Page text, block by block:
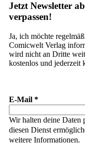
Jetzt Newsletter
verpassen!
Ja, ich möchte
Comicwelt Verlag
wird nicht an Dritte
kostenlos und jederzeit
E-Mail *
Wir halten deine Daten
diesen Dienst
weitere Informationen.